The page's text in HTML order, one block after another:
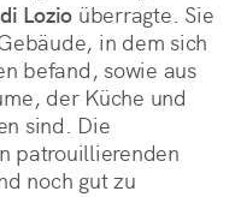
Lozio überragte. Sie
in dem sich
befand, sowie aus
der Küche und
sind. Die
patrouillierenden
noch gut zu